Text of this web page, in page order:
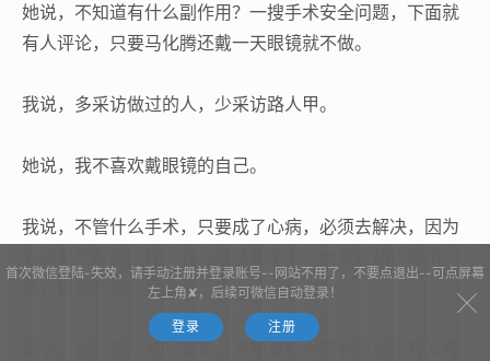
她说，不知道有什么副作用？一搜手术安全问题，下面就
有人评论，只要马化腾还戴一天眼镜就不做。
我说，多采访做过的人，少采访路人甲。
她说，我不喜欢戴眼镜的自己。
我说，不管什么手术，只要成了心病，必须去解决，因为
做，但是我现在很满意。
首次微信登陆-失效，请手动注册并登录账号--网站不用了，不要点退出--可点屏幕
左上角✘，后续可微信自动登录！
登录 注册